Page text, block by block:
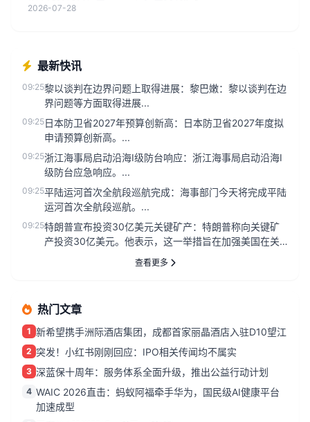
2026-07-28
最新快讯
09:25黎以谈判在边界问题上取得进展：黎巴嫩：黎以谈判在边
界问题等方面取得进展...
09:25日本防卫省2027年预算创新高：日本防卫省2027年度拟
申请预算创新高。...
09:25浙江海事局启动沿海Ⅰ级防台响应：浙江海事局启动沿海Ⅰ
级防台应急响应。...
09:25平陆运河首次全航段巡航完成：海事部门今天将完成平陆
运河首次全航段巡航。...
09:25特朗普宣布投资30亿美元关键矿产：特朗普称向关键矿
产投资30亿美元。他表示，这一举措旨在加强美国在关
键矿产资源领域的自主...
查看更多
热门文章
1 新希望携手洲际酒店集团，成都首家丽晶酒店入驻D10望江
2 突发！小红书刚刚回应：IPO相关传闻均不属实
3 深蓝保十周年：服务体系全面升级，推出公益行动计划
4 WAIC 2026直击：蚂蚁阿福牵手华为，国民级AI健康平台
加速成型